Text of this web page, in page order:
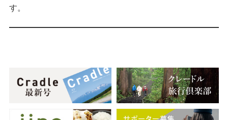
す。